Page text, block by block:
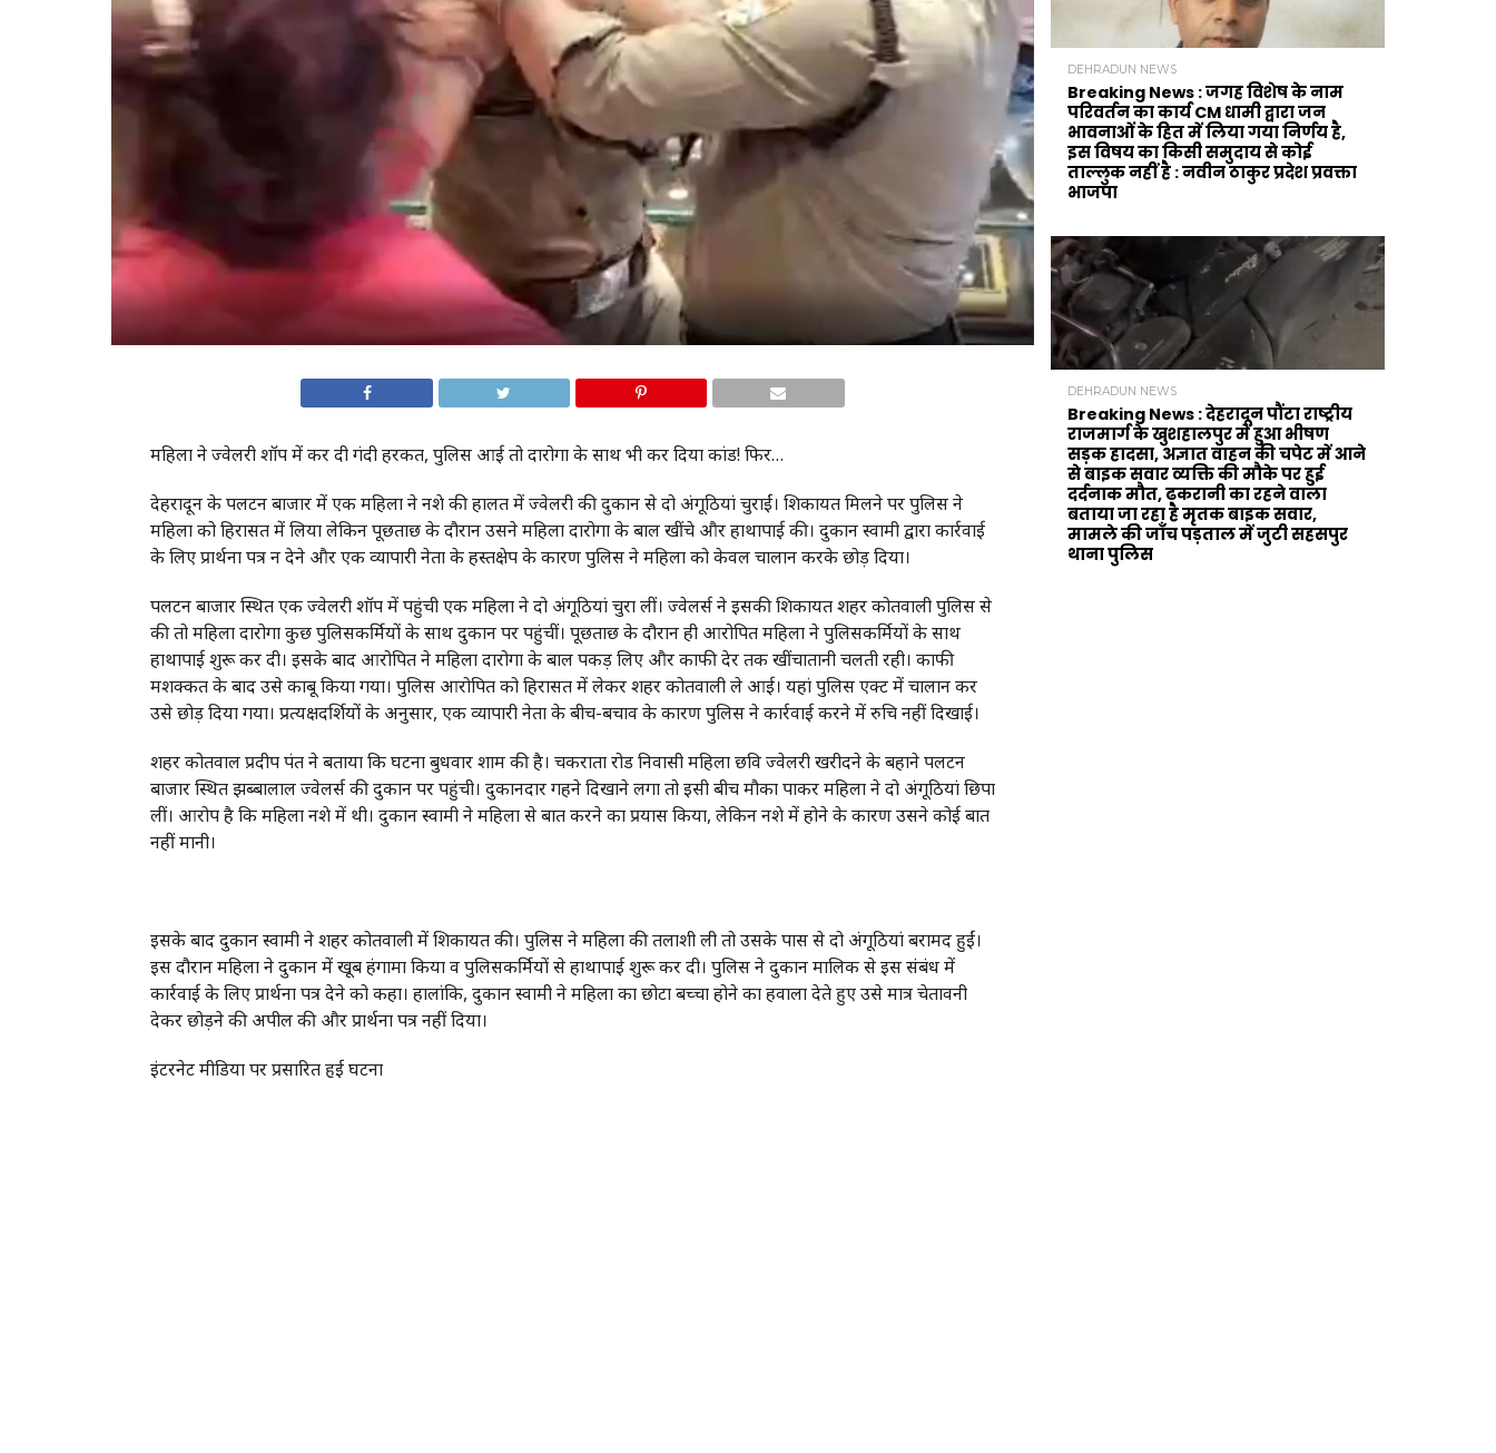
मह‍िला ने ज्वेलरी शॉप में कर दी गंदी हरकत, पुल‍िस आई तो दारोगा के साथ भी कर द‍िया कांड! फ‍िर…
देहरादून के पलटन बाजार में एक महिला ने नशे की हालत में ज्वेलरी की दुकान से दो अंगूठियां चुराईं। शिकायत मिलने पर पुलिस ने
महिला को हिरासत में लिया लेकिन पूछताछ के दौरान उसने महिला दारोगा के बाल खींचे और हाथापाई की। दुकान स्वामी द्वारा कार्रवाई
के लिए प्रार्थना पत्र न देने और एक व्यापारी नेता के हस्तक्षेप के कारण पुलिस ने महिला को केवल चालान करके छोड़ दिया।
पलटन बाजार स्थित एक ज्वेलरी शॉप में पहुंची एक महिला ने दो अंगूठियां चुरा लीं। ज्वेलर्स ने इसकी शिकायत शहर कोतवाली पुलिस से
की तो महिला दारोगा कुछ पुलिसकर्मियों के साथ दुकान पर पहुंचीं। पूछताछ के दौरान ही आरोपित महिला ने पुलिसकर्मियों के साथ
हाथापाई शुरू कर दी। इसके बाद आरोपित ने महिला दारोगा के बाल पकड़ लिए और काफी देर तक खींचातानी चलती रही। काफी
मशक्कत के बाद उसे काबू किया गया। पुलिस आरोपित को हिरासत में लेकर शहर कोतवाली ले आई। यहां पुलिस एक्ट में चालान कर
उसे छोड़ दिया गया। प्रत्यक्षदर्शियों के अनुसार, एक व्यापारी नेता के बीच-बचाव के कारण पुलिस ने कार्रवाई करने में रुचि नहीं दिखाई।
शहर कोतवाल प्रदीप पंत ने बताया कि घटना बुधवार शाम की है। चकराता रोड निवासी महिला छवि ज्वेलरी खरीदने के बहाने पलटन
बाजार स्थित झब्बालाल ज्वेलर्स की दुकान पर पहुंची। दुकानदार गहने दिखाने लगा तो इसी बीच मौका पाकर महिला ने दो अंगूठियां छिपा
लीं। आरोप है कि महिला नशे में थी। दुकान स्वामी ने महिला से बात करने का प्रयास किया, लेकिन नशे में होने के कारण उसने कोई बात
नहीं मानी।
इसके बाद दुकान स्वामी ने शहर कोतवाली में शिकायत की। पुलिस ने महिला की तलाशी ली तो उसके पास से दो अंगूठियां बरामद हुईं।
इस दौरान महिला ने दुकान में खूब हंगामा किया व पुलिसकर्मियों से हाथापाई शुरू कर दी। पुलिस ने दुकान मालिक से इस संबंध में
कार्रवाई के लिए प्रार्थना पत्र देने को कहा। हालांकि, दुकान स्वामी ने महिला का छोटा बच्चा होने का हवाला देते हुए उसे मात्र चेतावनी
देकर छोड़ने की अपील की और प्रार्थना पत्र नहीं दिया।
इंटरनेट मीडिया पर प्रसारित हुई घटना
DEHRADUN NEWS
Breaking News : जगह विशेष के नाम
परिवर्तन का कार्य CM धामी द्वारा जन
भावनाओं के हित में लिया गया निर्णय है,
इस विषय का किसी समुदाय से कोई
ताल्लुक नहीं है : नवीन ठाकुर प्रदेश प्रवक्ता
भाजपा
DEHRADUN NEWS
Breaking News : देहरादून पौंटा राष्ट्रीय
राजमार्ग के खुशहालपुर में हुआ भीषण
सड़क हादसा, अज्ञात वाहन की चपेट में आने
से बाइक सवार व्यक्ति की मौके पर हुई
दर्दनाक मौत, ढकरानी का रहने वाला
बताया जा रहा है मृतक बाइक सवार,
मामले की जाँच पड़ताल में जुटी सहसपुर
थाना पुलिस